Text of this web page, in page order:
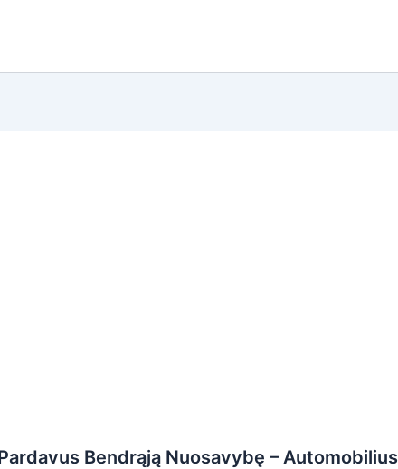
Bendrąją Nuosavybę – Automobilius